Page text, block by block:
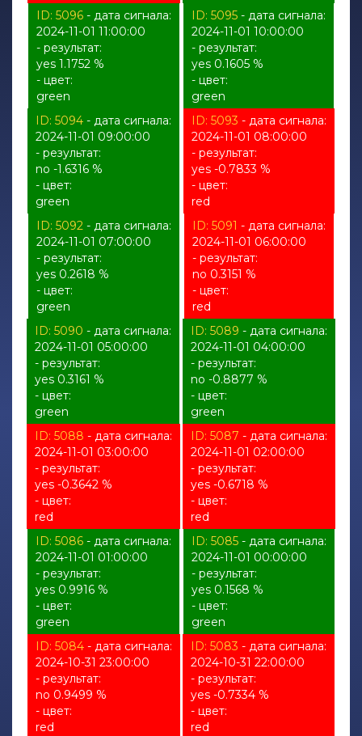
ID: 5096 - дата сигнала:
2024-11-01 11:00:00
- результат:
yes 1.1752 %
- цвет:
green
ID: 5095 - дата сигнала:
2024-11-01 10:00:00
- результат:
yes 0.1605 %
- цвет:
green
ID: 5094 - дата сигнала:
2024-11-01 09:00:00
- результат:
no -1.6316 %
- цвет:
green
ID: 5093 - дата сигнала:
2024-11-01 08:00:00
- результат:
yes -0.7833 %
- цвет:
red
ID: 5092 - дата сигнала:
2024-11-01 07:00:00
- результат:
yes 0.2618 %
- цвет:
green
ID: 5091 - дата сигнала:
2024-11-01 06:00:00
- результат:
no 0.3151 %
- цвет:
red
ID: 5090 - дата сигнала:
2024-11-01 05:00:00
- результат:
yes 0.3161 %
- цвет:
green
ID: 5089 - дата сигнала:
2024-11-01 04:00:00
- результат:
no -0.8877 %
- цвет:
green
ID: 5088 - дата сигнала:
2024-11-01 03:00:00
- результат:
yes -0.3642 %
- цвет:
red
ID: 5087 - дата сигнала:
2024-11-01 02:00:00
- результат:
yes -0.6718 %
- цвет:
red
ID: 5086 - дата сигнала:
2024-11-01 01:00:00
- результат:
yes 0.9916 %
- цвет:
green
ID: 5085- дата сигнала:
2024-11-01 00:00:00
- результат:
yes 0.1568 %
- цвет:
green
ID: 5084- дата сигнала:
2024-10-31 23:00:00
- результат:
no 0.9499 %
- цвет:
red
ID: 5083 - дата сигнала:
2024-10-31 22:00:00
- результат:
yes -0.7334 %
- цвет:
red